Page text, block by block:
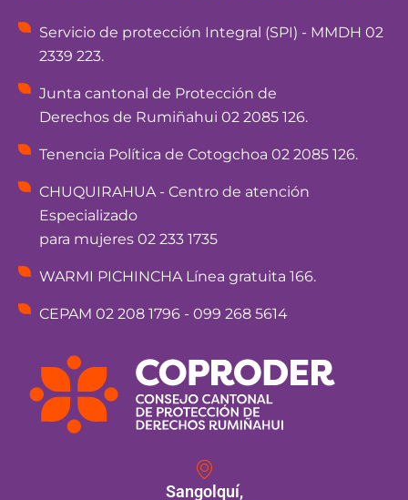
Servicio de protección Integral (SPI) - MMDH 02
2339 223.
Junta cantonal de Protección de
Derechos de Rumiñahui 02 2085 126.
Tenencia Política de Cotogchoa 02 2085 126.
CHUQUIRAHUA - Centro de atención
Especializado
para mujeres 02 233 1735
WARMI PICHINCHA Línea gratuita 166.
CEPAM 02 208 1796 - 099 268 5614
Sangolquí,